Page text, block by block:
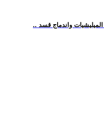
واندماج قسد